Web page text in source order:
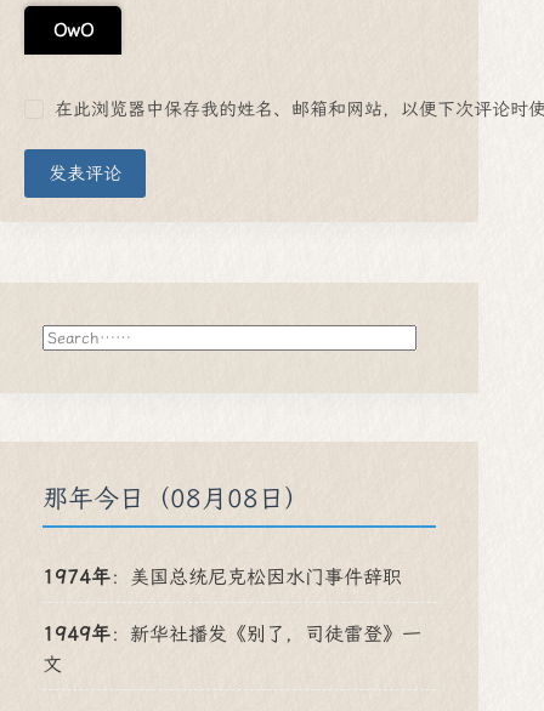
OwO
在此浏览器中保存我的姓名、邮箱和网站，以便下次评论时
发表评论
搜
索
那年今日（08月08日）
1974年： 美国总统尼克松因水门事件辞职
1949年： 新华社播发《别了，司徒雷登》一
文